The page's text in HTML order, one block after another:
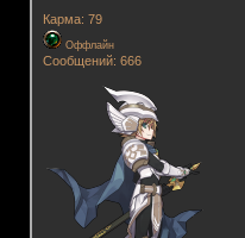
Карма: 79
Оффлайн
Сообщений: 666